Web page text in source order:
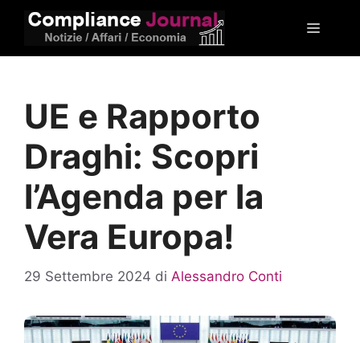
Menu
UE e Rapporto
Draghi: Scopri
l’Agenda per la
Vera Europa!
29 Settembre 2024 di Alessandro Conti